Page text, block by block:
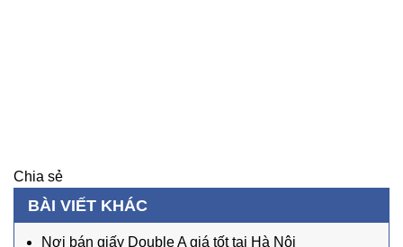
Chia sẻ
BÀI VIẾT KHÁC
Nơi bán giấy Double A giá tốt tại Hà Nội